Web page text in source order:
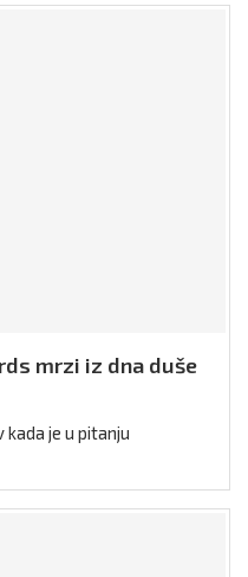
mrzi iz dna duše
je u pitanju